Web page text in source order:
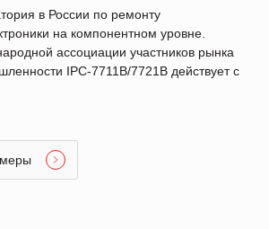
в России по ремонту
на компонентном уровне.
ассоциации участников рынка
IPC-7711B/7721B действует с